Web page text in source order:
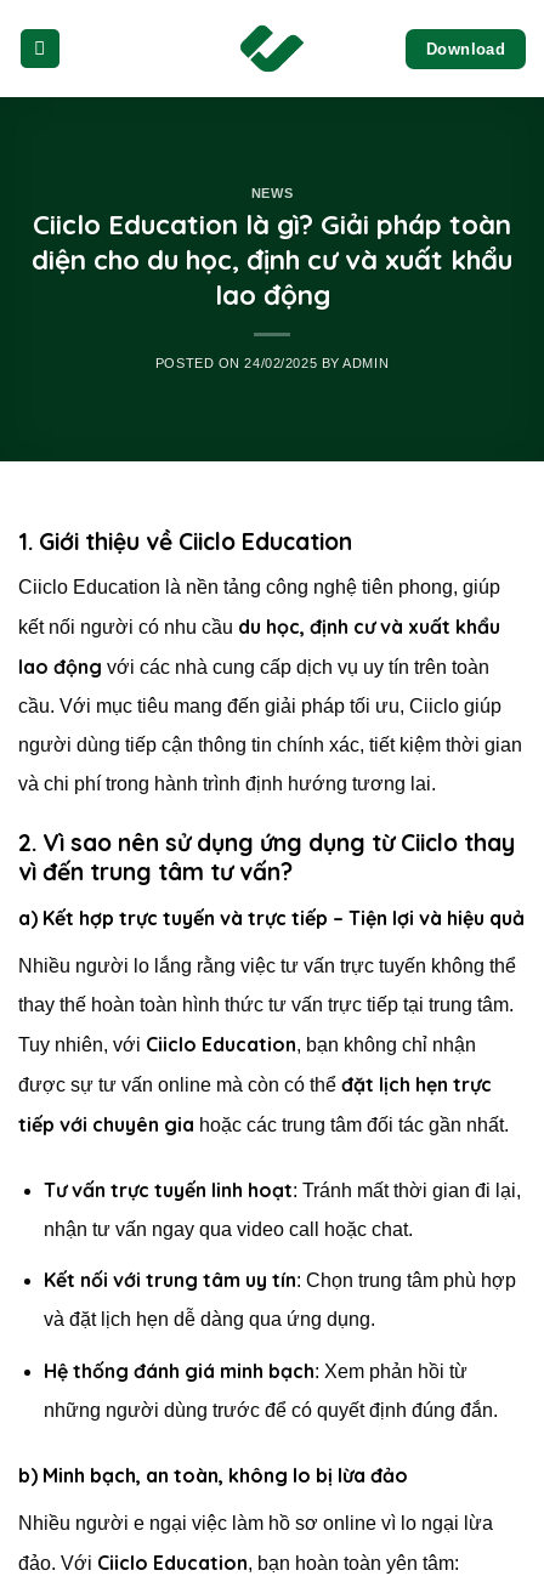
content
Download
NEWS
Ciiclo Education là gì? Giải pháp toàn
diện cho du học, định cư và xuất khẩu
lao động
POSTED ON24/02/2025 BYADMIN
1. Giới thiệu về Ciiclo Education
Ciiclo Education là nền tảng công nghệ tiên phong, giúp
kết nối người có nhu cầu du học, định cư và xuất khẩu
lao động với các nhà cung cấp dịch vụ uy tín trên toàn
cầu. Với mục tiêu mang đến giải pháp tối ưu, Ciiclo giúp
người dùng tiếp cận thông tin chính xác, tiết kiệm thời gian
và chi phí trong hành trình định hướng tương lai.
2. Vì sao nên sử dụng ứng dụng từ Ciiclo thay
vì đến trung tâm tư vấn?
a) Kết hợp trực tuyến và trực tiếp – Tiện lợi và hiệu quả
Nhiều người lo lắng rằng việc tư vấn trực tuyến không thể
thay thế hoàn toàn hình thức tư vấn trực tiếp tại trung tâm.
Tuy nhiên, với Ciiclo Education, bạn không chỉ nhận
được sự tư vấn online mà còn có thể đặt lịch hẹn trực
tiếp với chuyên gia hoặc các trung tâm đối tác gần nhất.
Tư vấn trực tuyến linh hoạt: Tránh mất thời gian đi lại,
nhận tư vấn ngay qua video call hoặc chat.
Kết nối với trung tâm uy tín: Chọn trung tâm phù hợp
và đặt lịch hẹn dễ dàng qua ứng dụng.
Hệ thống đánh giá minh bạch: Xem phản hồi từ
những người dùng trước để có quyết định đúng đắn.
b) Minh bạch, an toàn, không lo bị lừa đảo
Nhiều người e ngại việc làm hồ sơ online vì lo ngại lừa
đảo. Với Ciiclo Education, bạn hoàn toàn yên tâm: